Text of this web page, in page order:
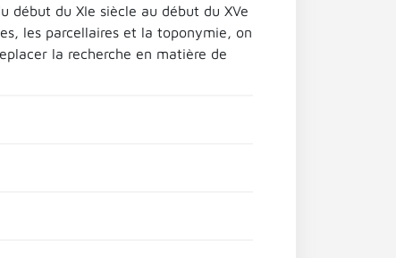
début du XIe siècle au début du XVe
les parcellaires et la toponymie, on
la recherche en matière de